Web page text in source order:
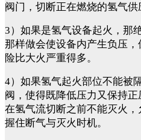
阀门，切断正在燃烧的氢气供
3）如果是氢气设备起火，那
那样做会使设备内产生负压
险比大火严重得多。
4）如果氢气起火部位不能被
阀，使得既降低压力又保持正
在氢气流切断之前不能灭火
握住断气与灭火时机。